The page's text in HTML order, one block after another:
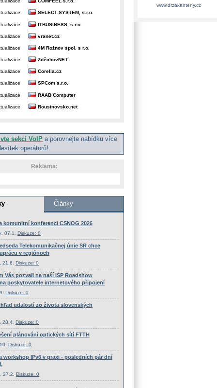
SELECT SYSTEM, s.r.o.
ITBUSINESS, s.r.o.
vranet.cz
4M Rožnov spol. s r.o.
ZděchovNET
Corelia.cz
SPCom s.r.o.
RAAB Computer
Rousinovsko.net
sekci VoIP a porovnejte nabídku více
operátorů!
Reklama:
www.drzakanteny.cz